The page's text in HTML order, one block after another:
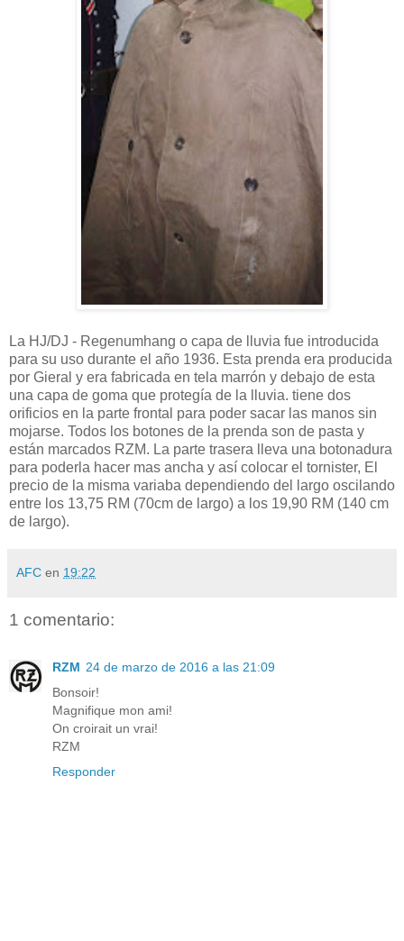
La HJ/DJ - Regenumhang o capa de lluvia fue introducida
para su uso durante el año 1936. Esta prenda era producida
por Gieral y era fabricada en tela marrón y debajo de esta
una capa de goma que protegía de la lluvia. tiene dos
orificios en la parte frontal para poder sacar las manos sin
mojarse. Todos los botones de la prenda son de pasta y
están marcados RZM. La parte trasera lleva una botonadura
para poderla hacer mas ancha y así colocar el tornister, El
precio de la misma variaba dependiendo del largo oscilando
entre los 13,75 RM (70cm de largo) a los 19,90 RM (140 cm
de largo).
AFC en 19:22
1 comentario:
RZM 24 de marzo de 2016 a las 21:09
Bonsoir!
Magnifique mon ami!
On croirait un vrai!
RZM
Responder